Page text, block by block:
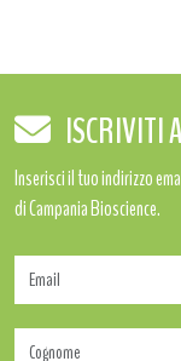
ISCRIVITI
Inserisci il tuo indirizzo
di Campania Bioscience.